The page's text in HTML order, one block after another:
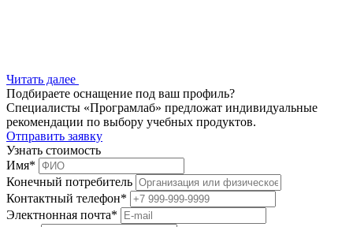
Читать далее
Подбираете оснащение под ваш профиль?
Специалисты «Програмлаб» предложат индивидуальные
рекомендации по выбору учебных продуктов.
Отправить заявку
Узнать стоимость
Имя*
Конечный потребитель
Контактный телефон*
Электнонная почта*